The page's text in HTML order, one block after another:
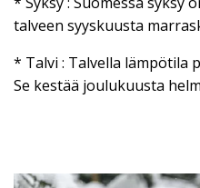
talveen syyskuusta
* Talvi : Talvella lämpötila
Se kestää joulukuusta